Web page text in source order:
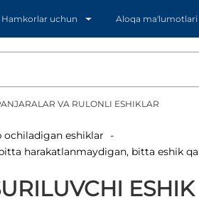
Hamkorlar uchun Aloqa ma'lumotlari
VA RULONLI ESHIKLAR
ochiladigan eshiklar
harakatlanmaydigan, bitta eshik